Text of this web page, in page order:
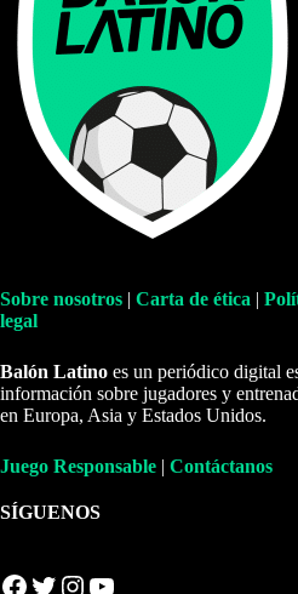
Sobre nosotros | Carta de ética |
legal
Balón Latino es un periódico digital
información sobre jugadores y
en Europa, Asia y Estados Unidos.
Juego Responsable | Contáctanos
SÍGUENOS
Facebook Twitter Instagram YouTube